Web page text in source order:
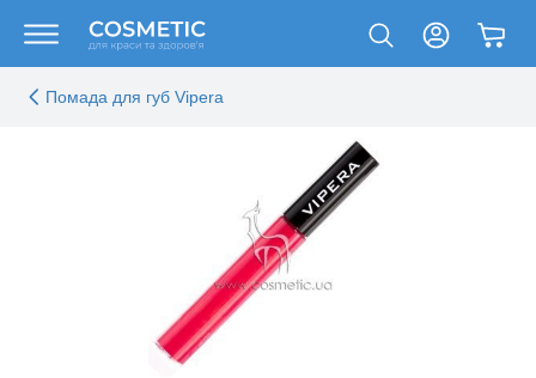
Помада для губ Vipera